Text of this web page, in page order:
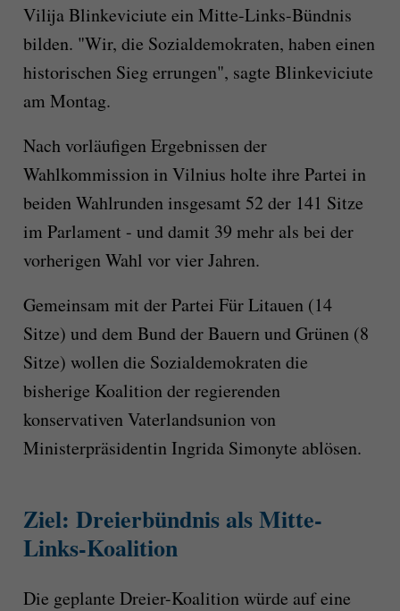
Vilija Blinkeviciute ein Mitte-Links-Bündnis
bilden. "Wir, die Sozialdemokraten, haben einen
historischen Sieg errungen", sagte Blinkeviciute
am Montag.
Nach vorläufigen Ergebnissen der
Wahlkommission in Vilnius holte ihre Partei in
beiden Wahlrunden insgesamt 52 der 141 Sitze
im Parlament - und damit 39 mehr als bei der
vorherigen Wahl vor vier Jahren.
Gemeinsam mit der Partei Für Litauen (14
Sitze) und dem Bund der Bauern und Grünen (8
Sitze) wollen die Sozialdemokraten die
bisherige Koalition der regierenden
konservativen Vaterlandsunion von
Ministerpräsidentin Ingrida Simonyte ablösen.
Ziel: Dreierbündnis als Mitte-
Links-Koalition
Die geplante Dreier-Koalition würde auf eine